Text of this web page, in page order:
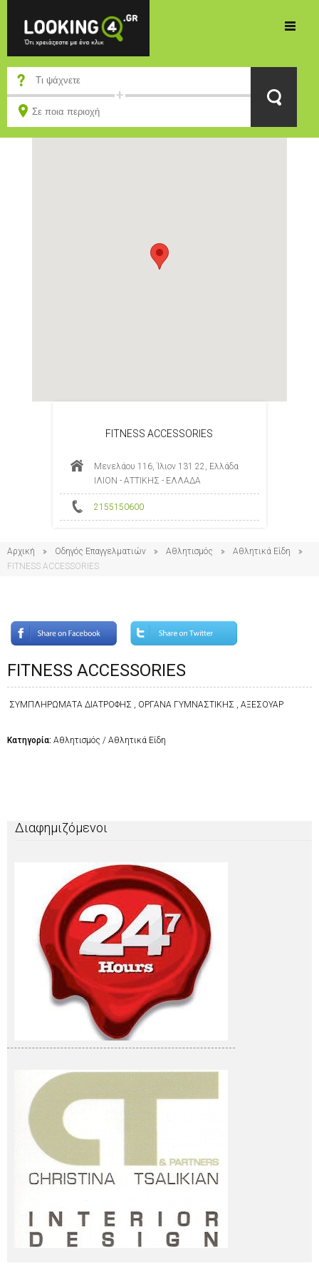
FITNESS ACCESSORIES
Μενελάου 116, Ίλιον 131 22, Ελλάδα
ΙΛΙΟΝ - ΑΤΤΙΚΗΣ - ΕΛΛΑΔΑ
2155150600
Αρχική Οδηγός Επαγγελματιών Αθλητισμός
Αθλητικά Είδη
FITNESS ACCESSORIES
FITNESS ACCESSORIES
ΣΥΜΠΛΗΡΩΜΑΤΑ ΔΙΑΤΡΟΦΗΣ , ΟΡΓΑΝΑ ΓΥΜΝΑΣΤΙΚΗΣ , ΑΞΕΣΟΥΑΡ
Κατηγορία: Αθλητισμός / Αθλητικά Είδη
Διαφημιζόμενοι